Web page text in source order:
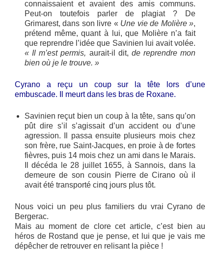
connaissaient et avaient des amis communs.
Peut-on toutefois parler de plagiat ? De
Grimarest, dans son livre « Une vie de Molière »,
prétend même, quant à lui, que Molière n’a fait
que reprendre l’idée que Savinien lui avait volée.
« Il m’est permis, aurait-il dit, de reprendre mon
bien où je le trouve. »
Cyrano a reçu un coup sur la tête lors d’une
embuscade. Il meurt dans les bras de Roxane.
Savinien reçut bien un coup à la tête, sans qu’on
pût dire s’il s’agissait d’un accident ou d’une
agression. Il passa ensuite plusieurs mois chez
son frère, rue Saint-Jacques, en proie à de fortes
fièvres, puis 14 mois chez un ami dans le Marais.
Il décéda le 28 juillet 1655, à Sannois, dans la
demeure de son cousin Pierre de Cirano où il
avait été transporté cinq jours plus tôt.
Nous voici un peu plus familiers du vrai Cyrano de
Bergerac.
Mais au moment de clore cet article, c’est bien au
héros de Rostand que je pense, et lui que je vais me
dépêcher de retrouver en relisant la pièce !